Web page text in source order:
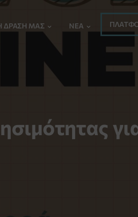
ΔΡΆΣΗ ΜΑΣ ΝΈΑ